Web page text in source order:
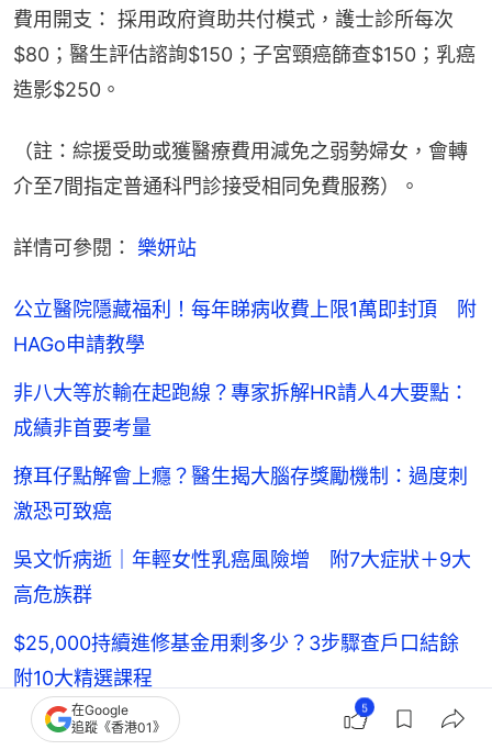
費用開支： 採用政府資助共付模式，護士診所每次
$80；醫生評估諮詢$150；子宮頸癌篩查$150；乳癌
造影$250。
（註：綜援受助或獲醫療費用減免之弱勢婦女，會轉
介至7間指定普通科門診接受相同免費服務）。
詳情可參閱： 樂妍站
公立醫院隱藏福利！每年睇病收費上限1萬即封頂 附
HAGo申請教學
非八大等於輸在起跑線？專家拆解HR請人4大要點：
成績非首要考量
撩耳仔點解會上癮？醫生揭大腦存獎勵機制：過度刺
激恐可致癌
吳文忻病逝｜年輕女性乳癌風險增 附7大症狀＋9大
高危族群
$25,000持續進修基金用剩多少？3步驟查戶口結餘
附10大精選課程
在Google
追蹤《香港01》
5